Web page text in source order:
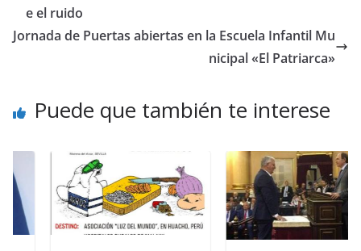
e el ruido
Jornada de Puertas abiertas en la Escuela Infantil Mu
nicipal «El Patriarca»
Puede que también te interese